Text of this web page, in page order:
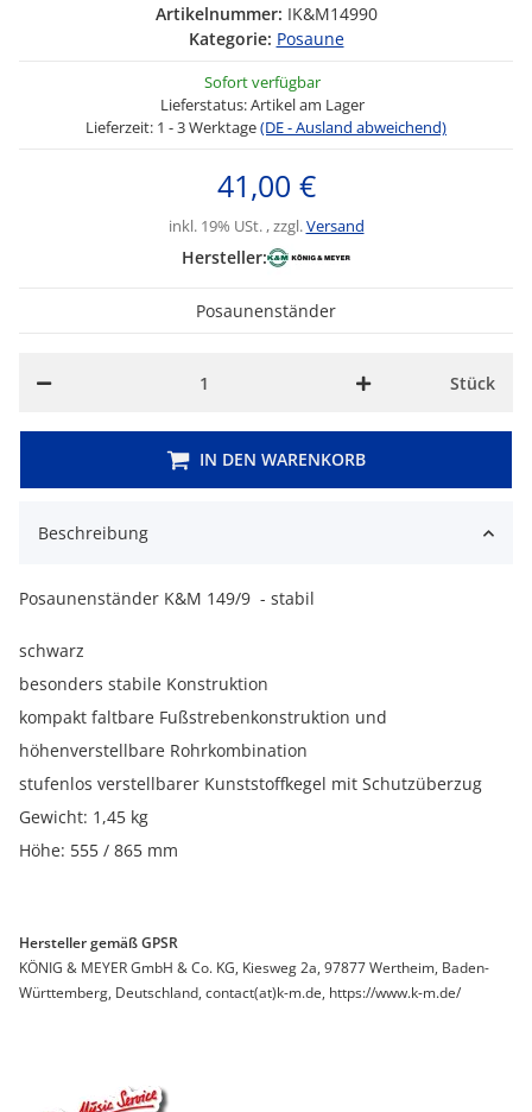
Artikelnummer: IK&M14990
Kategorie: Posaune
Sofort verfügbar
Lieferstatus: Artikel am Lager
Lieferzeit: 1 - 3 Werktage(DE - Ausland abweichend)
41,00 €
inkl. 19% USt. , zzgl.Versand
Hersteller:
Posaunenständer
Stück
IN DEN WARENKORB
Beschreibung
Posaunenständer K&M 149/9 - stabil
schwarz
besonders stabile Konstruktion
kompakt faltbare Fußstrebenkonstruktion und
höhenverstellbare Rohrkombination
stufenlos verstellbarer Kunststoffkegel mit Schutzüberzug
Gewicht: 1,45 kg
Höhe: 555 / 865 mm
Hersteller gemäß GPSR
KÖNIG & MEYER GmbH & Co. KG, Kiesweg 2a, 97877 Wertheim, Baden-
Württemberg, Deutschland, contact(at)k-m.de, https://www.k-m.de/